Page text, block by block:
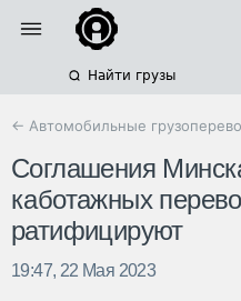
Найти грузы
← Автомобильные
Соглашения
каботажных
ратифицируют
19:47, 22 Мая 2023